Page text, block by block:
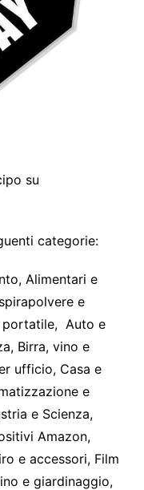
su
categorie:
Alimentari e
e
portatile, Auto e
Birra, vino e
ufficio, Casa e
e
e Scienza,
Amazon,
e accessori, Film
e giardinaggio,